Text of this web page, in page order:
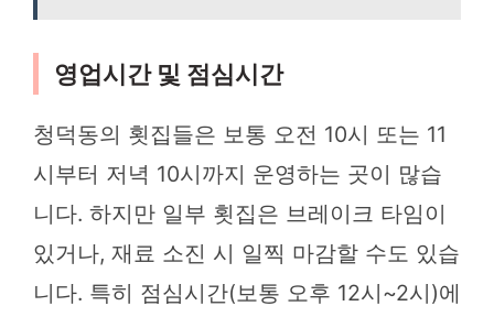
영업시간 및 점심시간
청덕동의 횟집들은 보통 오전 10시 또는 11
시부터 저녁 10시까지 운영하는 곳이 많습
니다. 하지만 일부 횟집은 브레이크 타임이
있거나, 재료 소진 시 일찍 마감할 수도 있습
니다. 특히 점심시간(보통 오후 12시~2시)에